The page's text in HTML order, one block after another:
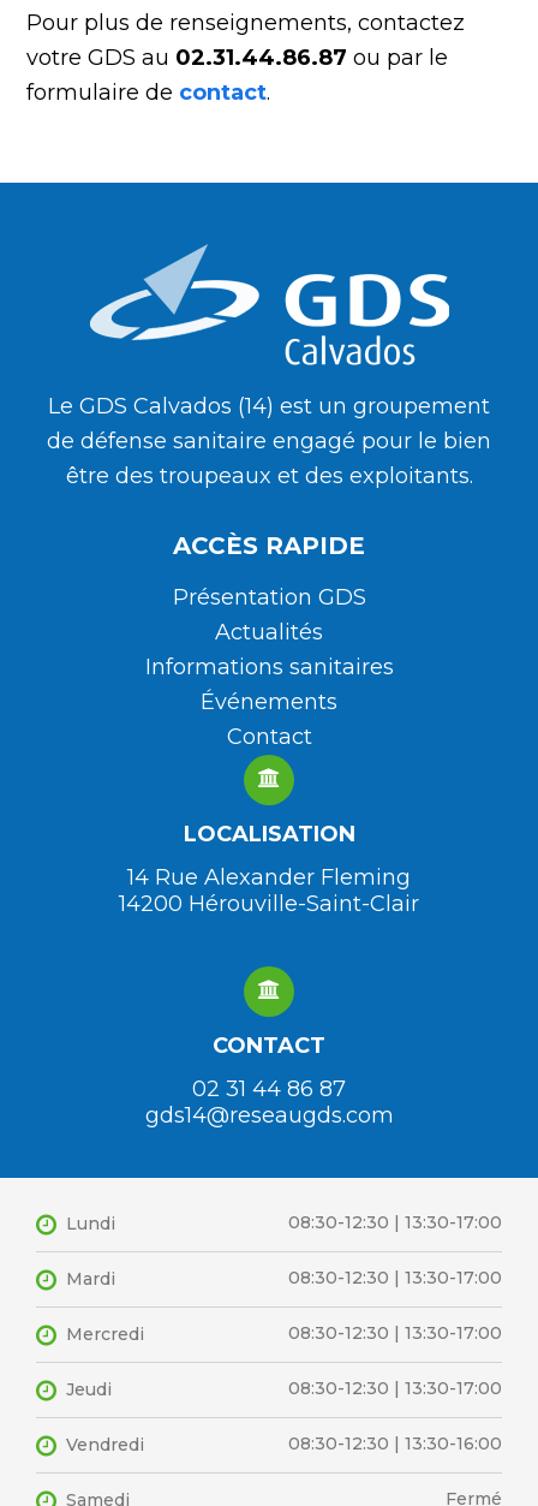
Pour plus de renseignements, contactez
votre GDS au 02.31.44.86.87 ou par le
formulaire de contact.
Le GDS Calvados (14) est un groupement
de défense sanitaire engagé pour le bien
être des troupeaux et des exploitants.
ACCÈS RAPIDE
Présentation GDS
Actualités
Informations sanitaires
Événements
Contact
LOCALISATION
14 Rue Alexander Fleming
14200 Hérouville-Saint-Clair
CONTACT
02 31 44 86 87
gds14@reseaugds.com
Lundi 08:30-12:30 | 13:30-17:00
Mardi 08:30-12:30 | 13:30-17:00
Mercredi 08:30-12:30 | 13:30-17:00
Jeudi 08:30-12:30 | 13:30-17:00
Vendredi 08:30-12:30 | 13:30-16:00
Samedi Fermé